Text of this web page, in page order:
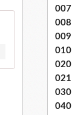
010
020